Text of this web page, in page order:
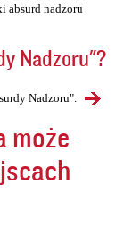
absurd nadzoru
Nadzoru"?
Nadzoru".
może